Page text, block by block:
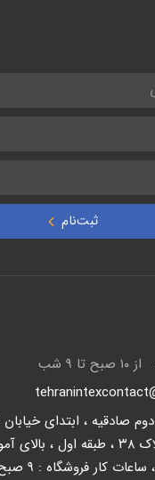
ثبت‌نام
از ۱۰ صبح تا 9 شب
دوم صادقیه ، ابتدای
بیمارستان سینا ، پلاک ۳۸ ، طبقه